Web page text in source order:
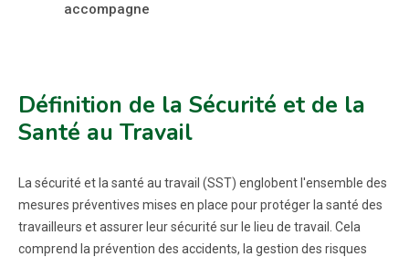
accompagne
Définition de la Sécurité et de la
Santé au Travail
La sécurité et la santé au travail (SST) englobent l'ensemble des
mesures préventives mises en place pour protéger la santé des
travailleurs et assurer leur sécurité sur le lieu de travail. Cela
comprend la prévention des accidents, la gestion des risques